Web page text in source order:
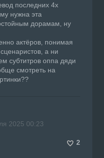
последних 4х
нужна эта
дорамам, ну
актёров, понимая
а ни
субтитров оппа дяди
смотреть на
2025 00:23
2